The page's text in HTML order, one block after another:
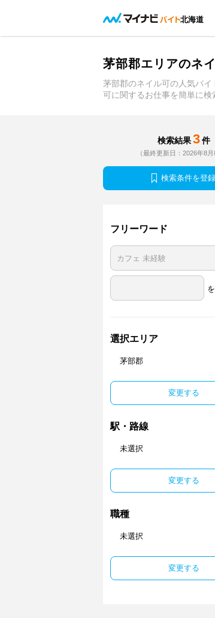
北海道
茅部郡エリアのネ
茅部郡のネイル可の人気バ
可に関するお仕事を簡単に検
検索結果 3 件
（最終更新日：2026年8月
検索条件を登録
フリーワード
選択エリア
茅部郡
変更する
駅・路線
未選択
変更する
職種
未選択
変更する